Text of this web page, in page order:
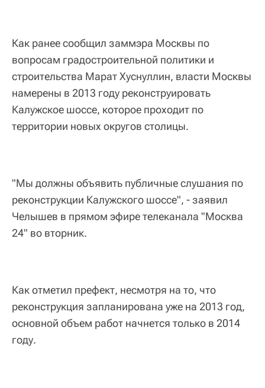
Как ранее сообщил заммэра Москвы по
вопросам градостроительной политики и
строительства Марат Хуснуллин, власти Москвы
намерены в 2013 году реконструировать
Калужское шоссе, которое проходит по
территории новых округов столицы.
"Мы должны объявить публичные слушания по
реконструкции Калужского шоссе", - заявил
Челышев в прямом эфире телеканала "Москва
24" во вторник.
Как отметил префект, несмотря на то, что
реконструкция запланирована уже на 2013 год,
основной объем работ начнется только в 2014
году.